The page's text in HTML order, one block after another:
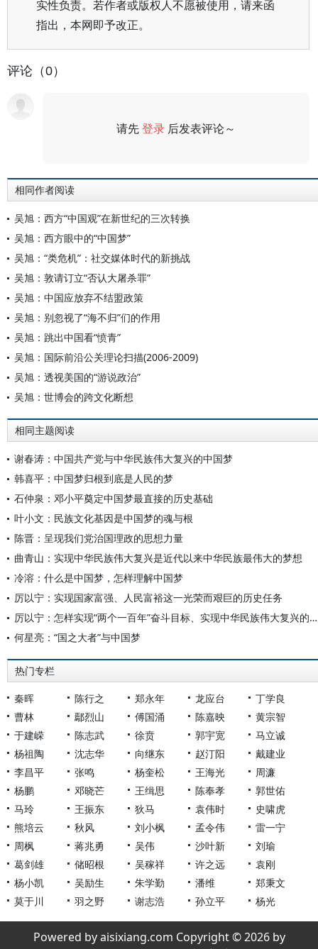
实性负责。若作者或版权人不愿被使用，请来函
指出，本网即予改正。
评论（0）
请先登录 后发表评论～
相同作者阅读
吴旭：西方“中国观”在新世纪的三次转换
吴旭：西方眼中的“中国梦”
吴旭：“类危机”：社交媒体时代的新挑战
吴旭：敦请订立“否认大屠杀罪”
吴旭：中国应放弃不结盟政策
吴旭：别忽视了“海不归”们的作用
吴旭：跳出中国看“愤青”
吴旭：国际前沿公关理论扫描(2006-2009)
吴旭：透视美国的“游说政治”
吴旭：世博会的跨文化断想
相同主题阅读
谢春涛：中国共产党与中华民族伟大复兴的中国梦
韩喜平：中国梦归根到底是人民的梦
石仲泉：邓小平奠定中国梦最直接的历史基础
叶小文：民族文化基因是中国梦的魂与根
陈晋：呈现我们党治国理政的思想力量
曲青山：实现中华民族伟大复兴是近代以来中华民族最伟大的梦想
冷溶：什么是中国梦，怎样理解中国梦
厉以宁：实现国家富强、人民富裕这一光荣而艰巨的历史任务
厉以宁：怎样实现“两个一百年”奋斗目标、实现中华民族伟大复兴的中国梦？
何星亮：“国之大者”与中国梦
热门专栏
秦晖 陈行之 郑永年 龙应台
丁学良
曹林
鄢烈山 傅国涌 陈嘉映
黄宗智
于建嵘
陈志武 徐贲 郭宇宽
马立诚
杨祖陶
沈志华 向继东 赵汀阳
戴建业
李昌平
张鸣 杨奎松 王海光
周濂
杨鹏
邓晓芒 王缉思 陈奉孝
郭世佑
马玲
王振东 狄马 袁伟时
史啸虎
熊培云
秋风 刘小枫 孟令伟
雷一宁
周枫
蒋兆勇 吴伟 沙叶新
刘瑜
葛剑雄
储昭根 吴稼祥 许之远
袁刚
杨小凯
吴励生 朱学勤 潘维
郑秉文
莫于川
羽之野 谢志浩 孙立平 杨光
Powered by aisixiang.com Copyright © 2026 by